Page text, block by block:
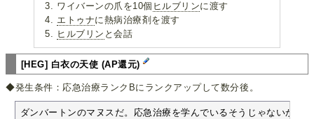
ワイバーンの爪を10個 ヒルブリンに渡す
エトゥナに熱病治療剤を渡す
ヒルブリン と会話
[HEG] 白衣の天使 (AP還元)
◆発生条件：応急治療ランクBにランクアップして数分後。
ダンバートンのマヌスだ。応急治療を学んでいるそうじゃないか。